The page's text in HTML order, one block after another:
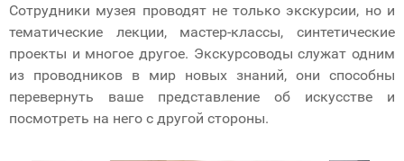
Сотрудники музея проводят не только экскурсии, но и
тематические лекции, мастер-классы, синтетические
проекты и многое другое. Экскурсоводы служат одним
из проводников в мир новых знаний, они способны
перевернуть ваше представление об искусстве и
посмотреть на него с другой стороны.